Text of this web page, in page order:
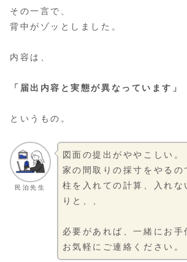
その一言で、
背中がゾッとしました。
内容は、
「届出内容と実態が異なっています」
というもの。
民泊先生
図面の提出がややこしい。
家の間取りの採寸をやるの
柱を入れての計算、入れな
りと、、
必要があれば、一緒にお手
お気軽にご連絡ください。